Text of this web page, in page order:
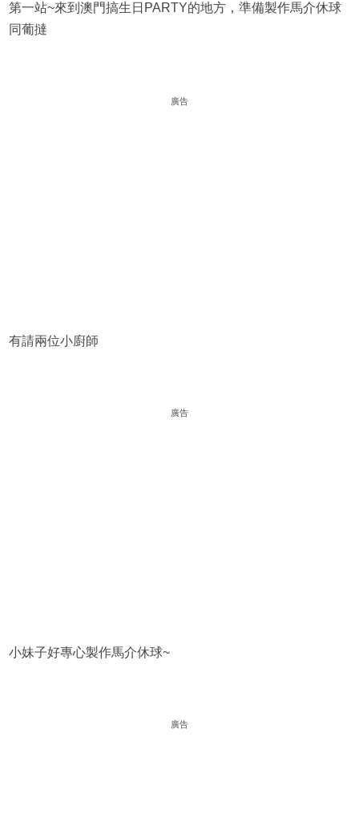
第一站~來到澳門搞生日PARTY的地方，準備製作馬介休球
同葡撻
廣告
有請兩位小廚師
廣告
小妹子好專心製作馬介休球~
廣告